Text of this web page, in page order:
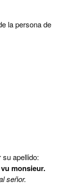
la persona de
apellido:
monsieur.
señor.